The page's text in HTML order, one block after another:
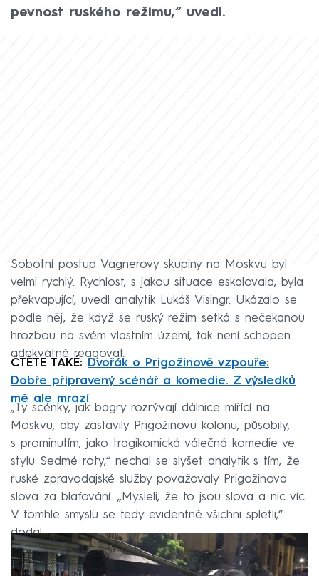
pevnost ruského režimu,“ uvedl.
Sobotní postup Vagnerovy skupiny na Moskvu byl
velmi rychlý. Rychlost, s jakou situace eskalovala, byla
překvapující, uvedl analytik Lukáš Visingr. Ukázalo se
podle něj, že když se ruský režim setká s nečekanou
hrozbou na svém vlastním území, tak není schopen
adekvátně reagovat.
ČTĚTE TAKÉ:
Dvořák o Prigožinově vzpouře:
Dobře připravený scénář a komedie. Z výsledků
mě ale mrazí
„Ty scénky, jak bagry rozrývají dálnice mířící na
Moskvu, aby zastavily Prigožinovu kolonu, působily,
s prominutím, jako tragikomická válečná komedie ve
stylu Sedmé roty,“ nechal se slyšet analytik s tím, že
ruské zpravodajské služby považovaly Prigožinova
slova za blafování. „Mysleli, že to jsou slova a nic víc.
V tomhle smyslu se tedy evidentně všichni spletli,“
dodal.